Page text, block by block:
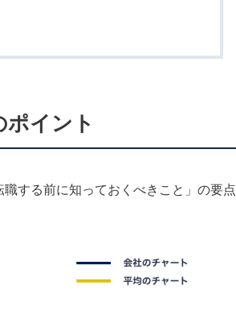
イント
する前に知っておくべきこと」の要点